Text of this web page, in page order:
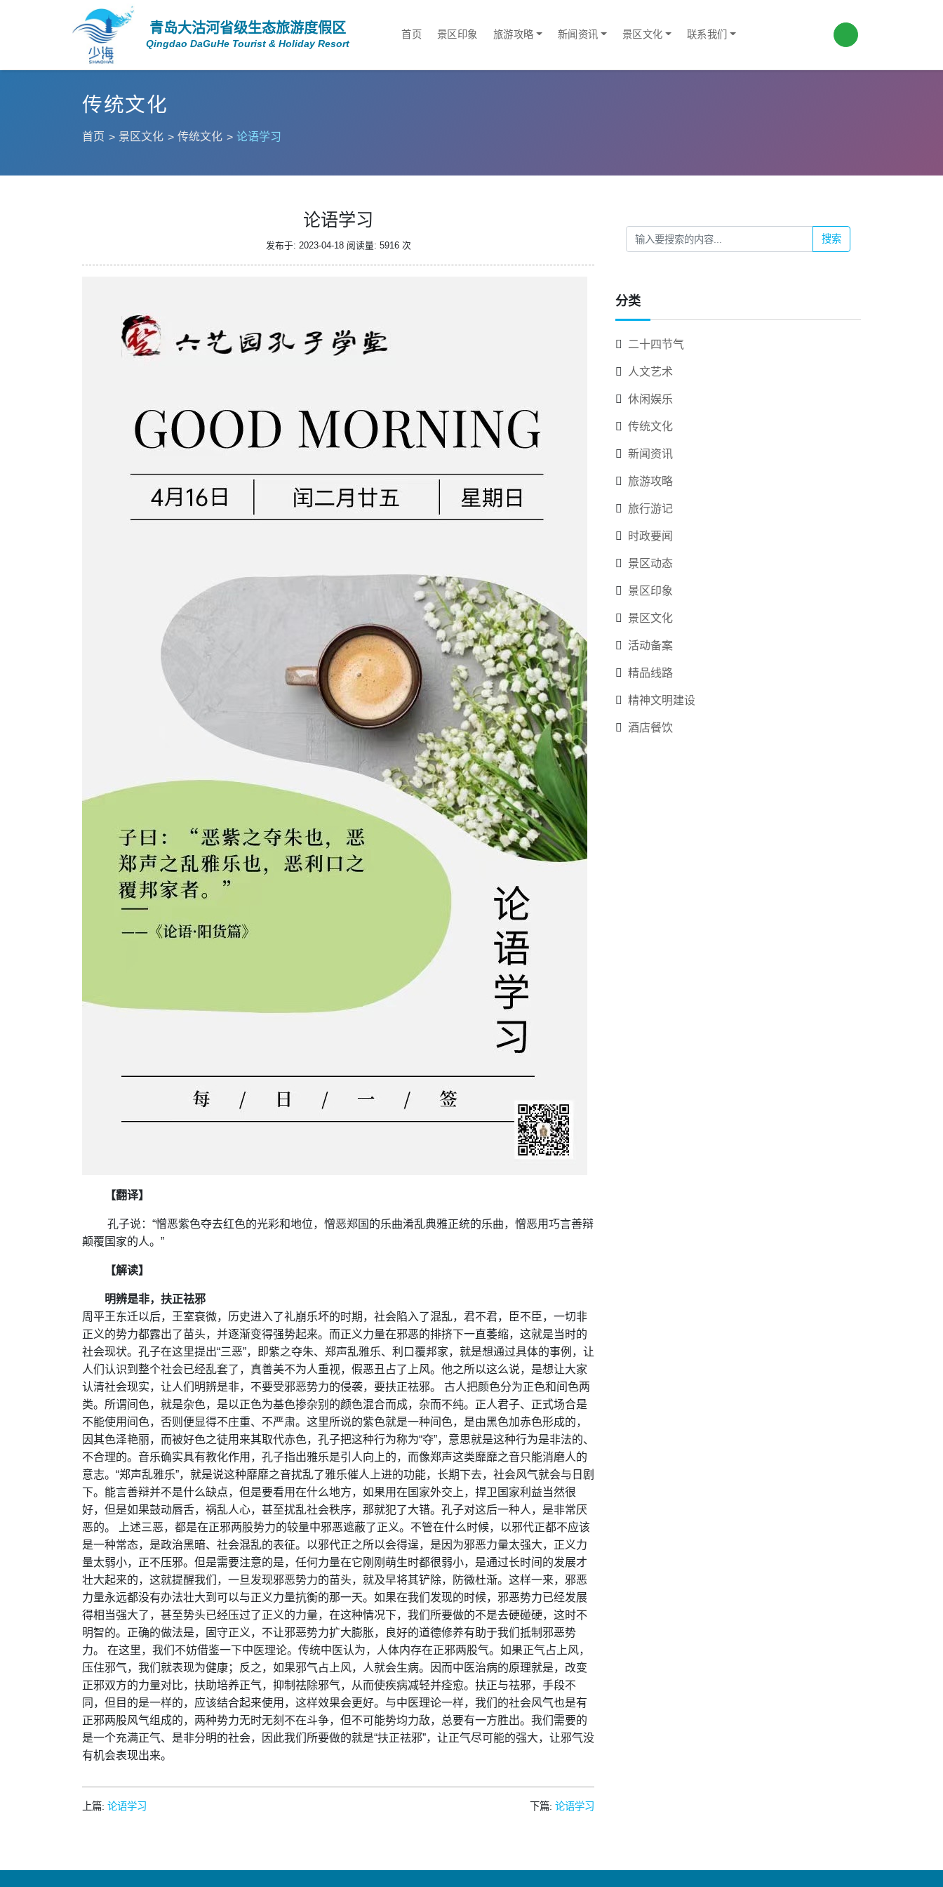
青岛大沽河省级生态旅游度假区
Qingdao DaGuHe Tourist & Holiday Resort
首页 景区印象 旅游攻略 新闻资讯 景区文化 联系我们
传统文化
首页 景区文化 传统文化 论语学习
论语学习
发布于: 2023-04-18 阅读量: 5916 次
【翻译】
孔子说：“憎恶紫色夺去红色的光彩和地位，憎恶郑国的乐曲淆乱典雅正统的乐曲，憎恶用巧言善辩
颠覆国家的人。”
【解读】
明辨是非，扶正祛邪
周平王东迁以后，王室衰微，历史进入了礼崩乐坏的时期，社会陷入了混乱，君不君，臣不臣，一切非
正义的势力都露出了苗头，并逐渐变得强势起来。而正义力量在邪恶的排挤下一直萎缩，这就是当时的
社会现状。孔子在这里提出“三恶”，即紫之夺朱、郑声乱雅乐、利口覆邦家，就是想通过具体的事例，让
人们认识到整个社会已经乱套了，真善美不为人重视，假恶丑占了上风。他之所以这么说，是想让大家
认清社会现实，让人们明辨是非，不要受邪恶势力的侵袭，要扶正祛邪。 古人把颜色分为正色和间色两
类。所谓间色，就是杂色，是以正色为基色掺杂别的颜色混合而成，杂而不纯。正人君子、正式场合是
不能使用间色，否则便显得不庄重、不严肃。这里所说的紫色就是一种间色，是由黑色加赤色形成的，
因其色泽艳丽，而被好色之徒用来其取代赤色，孔子把这种行为称为“夺”，意思就是这种行为是非法的、
不合理的。音乐确实具有教化作用，孔子指出雅乐是引人向上的，而像郑声这类靡靡之音只能消磨人的
意志。“郑声乱雅乐”，就是说这种靡靡之音扰乱了雅乐催人上进的功能，长期下去，社会风气就会与日剧
下。能言善辩并不是什么缺点，但是要看用在什么地方，如果用在国家外交上，捍卫国家利益当然很
好，但是如果鼓动唇舌，祸乱人心，甚至扰乱社会秩序，那就犯了大错。孔子对这后一种人，是非常厌
恶的。 上述三恶，都是在正邪两股势力的较量中邪恶遮蔽了正义。不管在什么时候，以邪代正都不应该
是一种常态，是政治黑暗、社会混乱的表征。以邪代正之所以会得逞，是因为邪恶力量太强大，正义力
量太弱小，正不压邪。但是需要注意的是，任何力量在它刚刚萌生时都很弱小，是通过长时间的发展才
壮大起来的，这就提醒我们，一旦发现邪恶势力的苗头，就及早将其铲除，防微杜渐。这样一来，邪恶
力量永远都没有办法壮大到可以与正义力量抗衡的那一天。如果在我们发现的时候，邪恶势力已经发展
得相当强大了，甚至势头已经压过了正义的力量，在这种情况下，我们所要做的不是去硬碰硬，这时不
明智的。正确的做法是，固守正义，不让邪恶势力扩大膨胀，良好的道德修养有助于我们抵制邪恶势
力。 在这里，我们不妨借鉴一下中医理论。传统中医认为，人体内存在正邪两股气。如果正气占上风，
压住邪气，我们就表现为健康；反之，如果邪气占上风，人就会生病。因而中医治病的原理就是，改变
正邪双方的力量对比，扶助培养正气，抑制祛除邪气，从而使疾病减轻并痊愈。扶正与祛邪，手段不
同，但目的是一样的，应该结合起来使用，这样效果会更好。与中医理论一样，我们的社会风气也是有
正邪两股风气组成的，两种势力无时无刻不在斗争，但不可能势均力敌，总要有一方胜出。我们需要的
是一个充满正气、是非分明的社会，因此我们所要做的就是“扶正祛邪”，让正气尽可能的强大，让邪气没
有机会表现出来。
上篇: 论语学习 下篇: 论语学习
搜索
分类
二十四节气
人文艺术
休闲娱乐
传统文化
新闻资讯
旅游攻略
旅行游记
时政要闻
景区动态
景区印象
景区文化
活动备案
精品线路
精神文明建设
酒店餐饮